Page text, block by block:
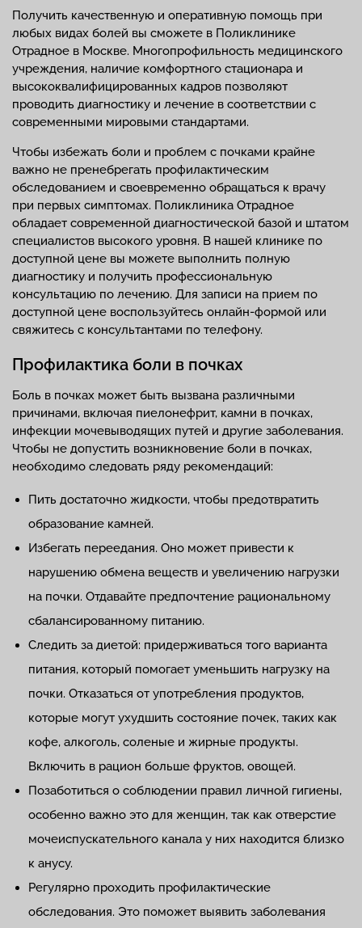
Получить качественную и оперативную помощь при
любых видах болей вы сможете в Поликлинике
Отрадное в Москве. Многопрофильность медицинского
учреждения, наличие комфортного стационара и
высококвалифицированных кадров позволяют
проводить диагностику и лечение в соответствии с
современными мировыми стандартами.
Чтобы избежать боли и проблем с почками крайне
важно не пренебрегать профилактическим
обследованием и своевременно обращаться к врачу
при первых симптомах. Поликлиника Отрадное
обладает современной диагностической базой и штатом
специалистов высокого уровня. В нашей клинике по
доступной цене вы можете выполнить полную
диагностику и получить профессиональную
консультацию по лечению. Для записи на прием по
доступной цене воспользуйтесь онлайн-формой или
свяжитесь с консультантами по телефону.
Профилактика боли в почках
Боль в почках может быть вызвана различными
причинами, включая пиелонефрит, камни в почках,
инфекции мочевыводящих путей и другие заболевания.
Чтобы не допустить возникновение боли в почках,
необходимо следовать ряду рекомендаций:
Пить достаточно жидкости, чтобы предотвратить
образование камней.
Избегать переедания. Оно может привести к
нарушению обмена веществ и увеличению нагрузки
на почки. Отдавайте предпочтение рациональному
сбалансированному питанию.
Следить за диетой: придерживаться того варианта
питания, который помогает уменьшить нагрузку на
почки. Отказаться от употребления продуктов,
которые могут ухудшить состояние почек, таких как
кофе, алкоголь, соленые и жирные продукты.
Включить в рацион больше фруктов, овощей.
Позаботиться о соблюдении правил личной гигиены,
особенно важно это для женщин, так как отверстие
мочеиспускательного канала у них находится близко
к анусу.
Регулярно проходить профилактические
обследования. Это поможет выявить заболевания